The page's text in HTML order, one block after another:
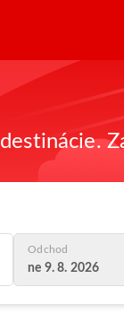
Odchod
ne 9. 8. 2026